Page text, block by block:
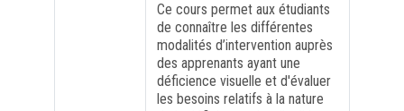
FORMATION PROFESSIONNELLECe cours permet aux étudiants
de connaître les différentes
modalités d’intervention auprès
des apprenants ayant une
déficience visuelle et d'évaluer
les besoins relatifs à la nature